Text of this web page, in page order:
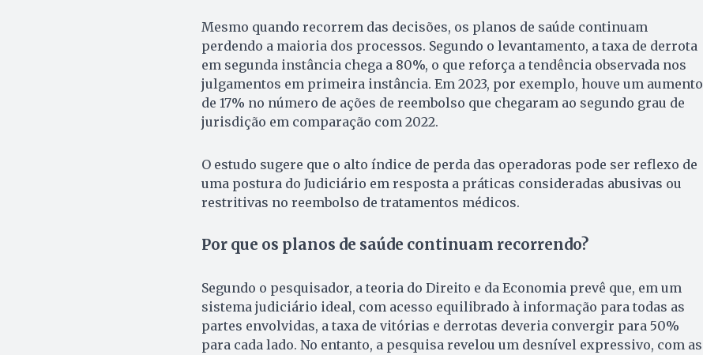
Mesmo quando recorrem das decisões, os planos de saúde continuam
perdendo a maioria dos processos. Segundo o levantamento, a taxa de derrota
em segunda instância chega a 80%, o que reforça a tendência observada nos
julgamentos em primeira instância. Em 2023, por exemplo, houve um aumento
de 17% no número de ações de reembolso que chegaram ao segundo grau de
jurisdição em comparação com 2022.
O estudo sugere que o alto índice de perda das operadoras pode ser reflexo de
uma postura do Judiciário em resposta a práticas consideradas abusivas ou
restritivas no reembolso de tratamentos médicos.
Por que os planos de saúde continuam recorrendo?
Segundo o pesquisador, a teoria do Direito e da Economia prevê que, em um
sistema judiciário ideal, com acesso equilibrado à informação para todas as
partes envolvidas, a taxa de vitórias e derrotas deveria convergir para 50%
para cada lado. No entanto, a pesquisa revelou um desnível expressivo, com as